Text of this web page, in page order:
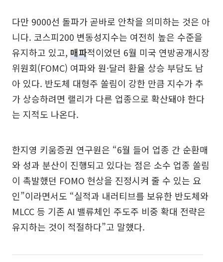
다만 9000선 돌파가 곧바로 안착을 의미하는 것은 아
니다. 코스피200 변동성지수는 여전히 높은 수준을
유지하고 있고, 매파적이었던 6월 미국 연방공개시장
위원회(FOMC) 여파와 원·달러 환율 상승 부담도 남
아 있다. 반도체 대형주 쏠림이 강한 만큼 지수가 추
가 상승하려면 랠리가 다른 업종으로 확산돼야 한다
는 지적도 나온다.
한지영 키움증권 연구원은 “6월 들어 업종 간 순환매
와 성과 분산이 진행되고 있다는 점은 소수 업종 쏠림
이 촉발했던 FOMO 현상을 진정시켜 줄 수 있는 요
인”이라면서도 “실적과 내러티브를 보유한 반도체와
MLCC 등 기존 AI 밸류체인 주도주 비중 확대 전략은
유지하는 것이 적절하다”고 말했다.